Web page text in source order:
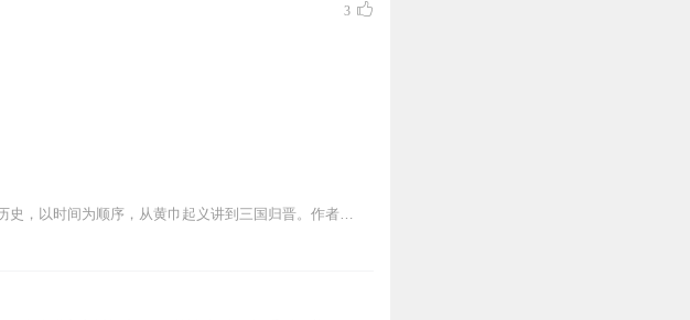
3
2026/02/27，豆瓣评分7.7。本书是一套写给青少年读的三国历史，以时间为顺序，从黄巾起义讲到三国归晋。作者以通俗的笔触，将晦涩的文言文变为生动的故事叙...